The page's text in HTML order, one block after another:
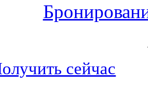
сейчас